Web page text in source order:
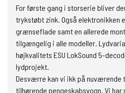
For første gang i storserie bliver
trykstøbt zink. Også elektronikken
grænseflade samt en allerede
tilgængelig i alle modeller.
højkvalitets ESU LokSound 5-
lydprojekt.
Desværre kan vi ikk på nuværende
tilhørende pengeskabsvogn. Vi